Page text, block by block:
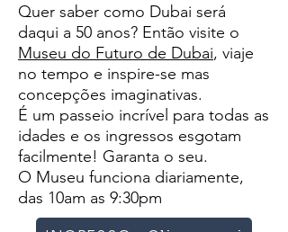
Quer saber como Dubai será
daqui a 50 anos? Então visite o
Museu do Futuro de Dubai, viaje
no tempo e inspire-se mas
concepções imaginativas.
É um passeio incrível para todas as
idades e os ingressos esgotam
facilmente! Garanta o seu.
O Museu funciona diariamente,
das 10am as 9:30pm